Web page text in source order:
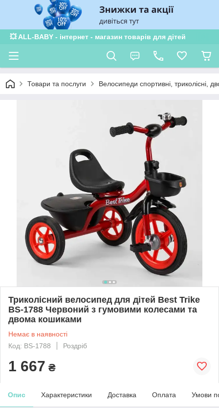
💥 ALL-BABY - інтернет - магазин товарів для дітей
Товари та послуги Велосипеди спортивні, триколісні,
Триколісний велосипед для дітей Best Trike
BS-1788 Червоний з гумовими колесами та
двома кошиками
Немає в наявності
Код: BS-1788
Роздріб
1 667 ₴
Опис Характеристики Доставка Оплата Умови